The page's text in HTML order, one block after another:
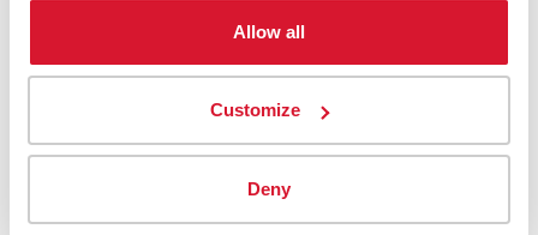
Allow all
Customize
Deny
Datacolor et est conçu pour une efficacité et une
couleurs et le contrôle de la qualité.